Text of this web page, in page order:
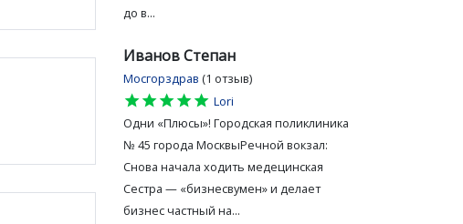
до в...
Иванов Степан
Мосгорздрав (1 отзыв)
star
star
star
star
star
Lori
Одни «Плюсы»! Городская поликлиника
№ 45 города МосквыРечной вокзал:
Снова начала ходить медецинская
Сестра — «бизнесвумен» и делает
бизнес частный на...